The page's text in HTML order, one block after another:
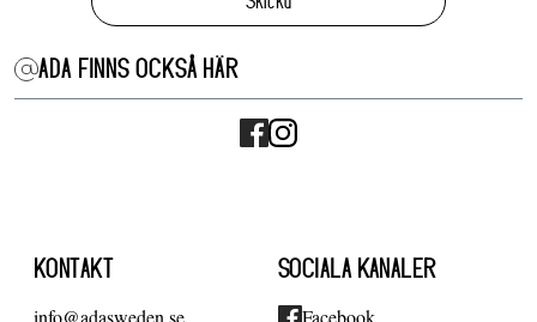
ADA FINNS OCKSÅ HÄR
KONTAKT
info@adasweden.se
SOCIALA KANALER
Facebook